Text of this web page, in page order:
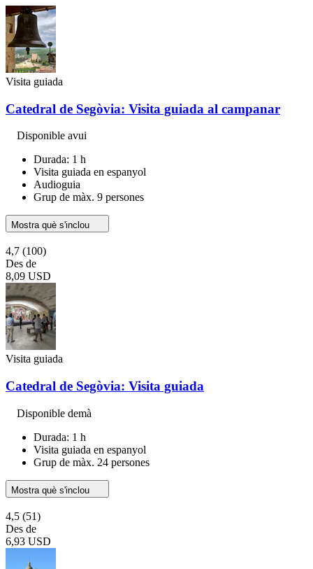
Visita guiada
Catedral de Segòvia: Visita guiada al campanar
Disponible avui
Durada: 1 h
Visita guiada en espanyol
Audioguia
Grup de màx. 9 persones
Mostra què s'inclou
4,7 (100)
Des de
8,09 USD
Visita guiada
Catedral de Segòvia: Visita guiada
Disponible demà
Durada: 1 h
Visita guiada en espanyol
Grup de màx. 24 persones
Mostra què s'inclou
4,5 (51)
Des de
6,93 USD